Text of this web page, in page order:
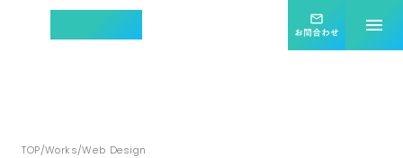
集客効果を最大化する mail_outline
お問合わせ menu
TOP/Works/Web Design